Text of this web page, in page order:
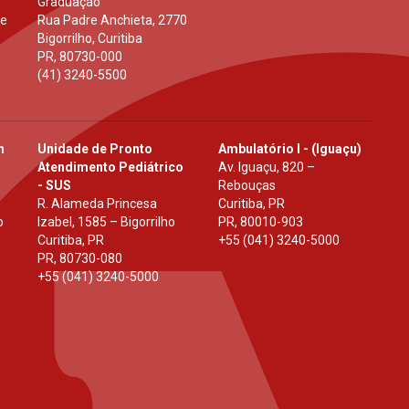
Rua Padre Anchieta, 2770
Bigorrilho, Curitiba
PR, 80730-000
(41) 3240-5500
Unidade de Pronto
Atendimento Pediátrico
- SUS
R. Alameda Princesa
Izabel, 1585 – Bigorrilho
Curitiba, PR
PR, 80730-080
+55 (041) 3240-5000
Ambulatório I - (Iguaçu)
Av. Iguaçu, 820 –
Rebouças
Curitiba, PR
PR, 80010-903
+55 (041) 3240-5000